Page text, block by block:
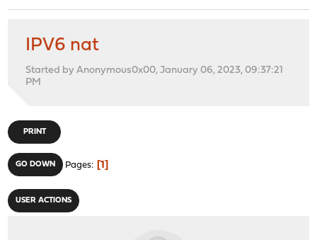
IPV6 nat
Started by Anonymous0x00, January 06, 2023, 09:37:21
PM
PRINT
GO DOWN Pages 1
USER ACTIONS